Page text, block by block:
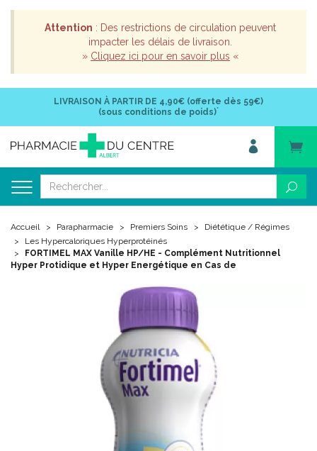
Attention : Des restrictions de circulation peuvent
impacter les délais de livraison.
» Cliquez ici pour en savoir plus «
LIVRAISON À PARTIR DE 4,90€ (offerte dès 59€)
(sous conditions de poids)*
Accueil Parapharmacie Premiers Soins
Diététique / Régimes
Les Hypercaloriques Hyperprotéinés
FORTIMEL MAX Vanille HP/HE - Complément Nutritionnel
Hyper Protidique et Hyper Energétique en Cas de